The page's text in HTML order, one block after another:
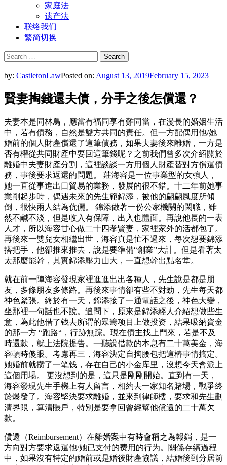
家庭法
遗产法
联络我们
繁简切换
Search
for:
by: CastletonLawPosted on: August 13, 2019February 15, 2023
賢妻掏錢還夫債，分手之後怎償還？
夫妻本是同林鳥，應當有福同享有難同當，在漫長的婚姻生活
中，若有債務，自然是雙方共同的責任。但一方配偶用他/她
婚前的個人財產償還了這筆債務，如果夫妻後來離婚，一方是
否有權從共同財產中要回這筆錢呢？之前我們曾多次介紹關於
離婚中夫妻財產分割，這裡談談一方用個人財產替對方償還債
務，事後要求返還的問題。 莊海容是一位事業型的女強人，
她一直從事進出口貿易的業務，發展的很不錯。十二年前她事
業剛起步時，偶遇未來的先生範錦添，被他的翩翩風度所傾
倒，很快兩人結為伉儷。 錦添做著一份公家機關的閑職，雖
然不鹹不淡，但是收入有保障，出入也體面。再說他長的一表
人才，所以海容甘心做二十四孝賢妻，家裡家外的活都包了。
再後來一雙兒女相繼出世，海容真是忙不過來，每次想要錦添
搭把手，他卻推來推去，說是要準備“創業”大計。但是看著太
太那麼能幹，其實錦添壓力山大，一直想幹出點名堂。
就在前一陣海容發現家裡進進出出各種人，先生說是都是朋
友，多條朋友多條路。再後來事情卻有些不對勁，先生每天都
神色緊張。終於有一天，錦添接了一通電話之後，神色大變，
坐那裡一句話也不說。追問下，原來是錦添經人介紹想做些生
意，為此他借了钱去所谓的眾籌项目上做投资，結果吸納資金
的那一方 “跑路“，行跡無踪。現在債主找上門來，若是不及
時還款，就上法院提告。一聽說借款的本息有二十萬美金，海
容頓時傻眼。考慮再三，海容決定自掏腰包把這樁事情搞定。
她婚前就攒了一笔钱，存在自己的小金库里，沒想今天會派上
這個用場。 更沒想到的是，這只是剛剛開始。直到有一天，
海容發現先生手機上有人留言，相約去一家知名賭場，戰爭終
於爆發了。海容堅決要求離婚，並來到律師樓，要求和先生劃
清界限，算清賬戶，特別是要拿回曾經幫他償還的二十萬欠
款。
償還（Reimbursement）在離婚案中有時會稱之為報銷，是一
方向對方要求返還他/她已支付的费用的行为。關係存續過程
中，如果沒有特定的婚前或是婚後財產協議，結婚後到分居前